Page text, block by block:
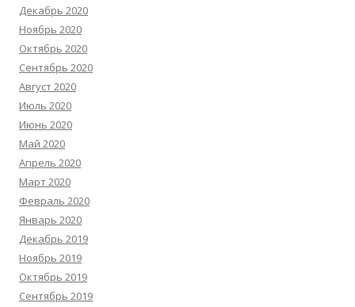
Декабрь 2020
Ноябрь 2020
Октябрь 2020
Сентябрь 2020
Август 2020
Июль 2020
Июнь 2020
Май 2020
Апрель 2020
Март 2020
Февраль 2020
Январь 2020
Декабрь 2019
Ноябрь 2019
Октябрь 2019
Сентябрь 2019